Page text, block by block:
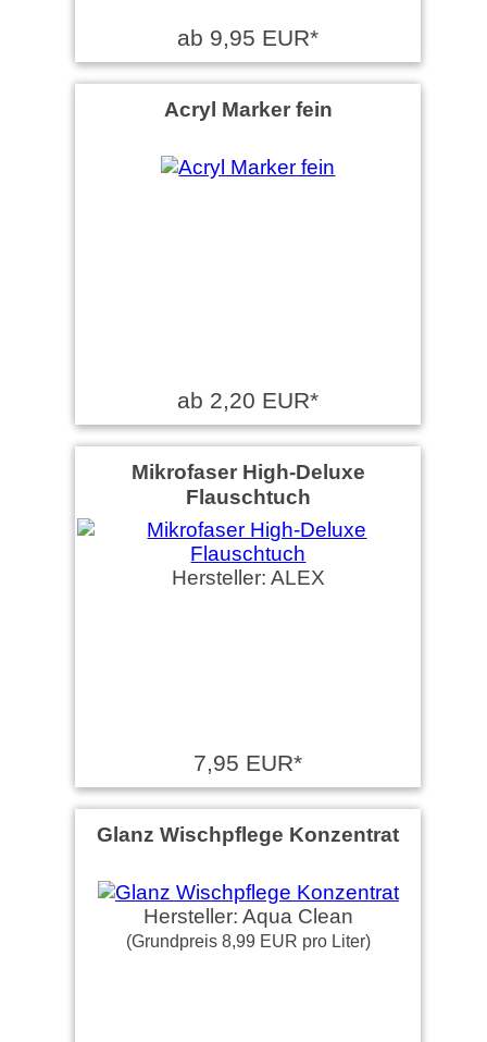
ab 9,95 EUR*
Acryl Marker fein
ab 2,20 EUR*
Mikrofaser High-Deluxe
Flauschtuch
Hersteller: ALEX
7,95 EUR*
Glanz Wischpflege Konzentrat
Hersteller: Aqua Clean
(Grundpreis 8,99 EUR pro Liter)